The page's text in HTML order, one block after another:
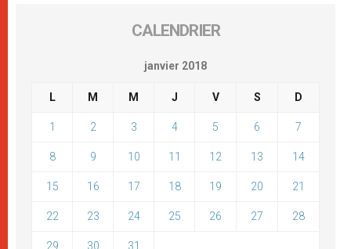
CALENDRIER
janvier 2018
L M M J V S D
1 2 3 4 5 6 7
8 9 10 11 12 13 14
15 16 17 18 19 20 21
22 23 24 25 26 27 28
29 30 31